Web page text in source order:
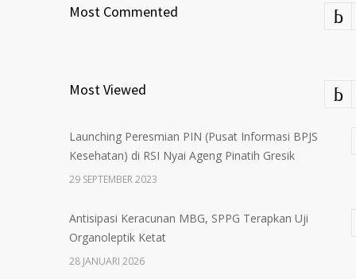
Most Commented
Most Viewed
Launching Peresmian PIN (Pusat Informasi BPJS
Kesehatan) di RSI Nyai Ageng Pinatih Gresik
29 SEPTEMBER 2023
Antisipasi Keracunan MBG, SPPG Terapkan Uji
Organoleptik Ketat
28 JANUARI 2026